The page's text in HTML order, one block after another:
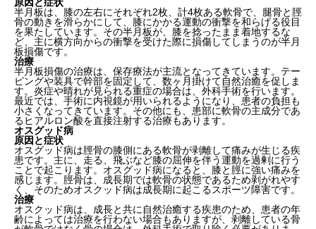
半月板は、膝の左右にそれぞれ2枚、計4枚ある軟骨で、腿骨と脛
骨の動きを滑らかにして、膝にかかる運動の衝撃を和らげる役目
を果たしています。その半月板が、膝を捻ったまま着地するな
ど、主に横方向からの衝撃を受けた際に損傷してしまうのが半月
板損傷です。
治療
半月板損傷の治療は、保存療法が主流となってきています。テー
ピングや装具で幹部を固定して、数ヶ月掛けて自然治癒を促しま
す。炎症や晴れが見られる重症の場合は、外科手術を行います。
最近では、手術に内視鏡が用いられるようになり、患者の負担も
小さくなってきています。その他にも、患部に軟骨の主成分であ
るヒアルロン酸を直接注射する治療もあります。
オスグッド病
原因と症状
オスグッド病は脛骨の膝側にある軟骨が剥離して痛みが生じる疾
患です。主に、走る、飛ぶなど膝の屈伸を伴う運動を過剰に行う
ことで起こります。オスグッド病になると、膝と脛に強い痛みを
感じます。脛骨は、成長期では軟骨の状態であるため剥がれやす
く、そのためオスクッド病は成長期に起こるスポーツ障害です。
治療
オスクッド病は、成長と共に自然治癒する疾患のため、患者の年
齢によっては治療を行わない場合もありますが、剥離している骨